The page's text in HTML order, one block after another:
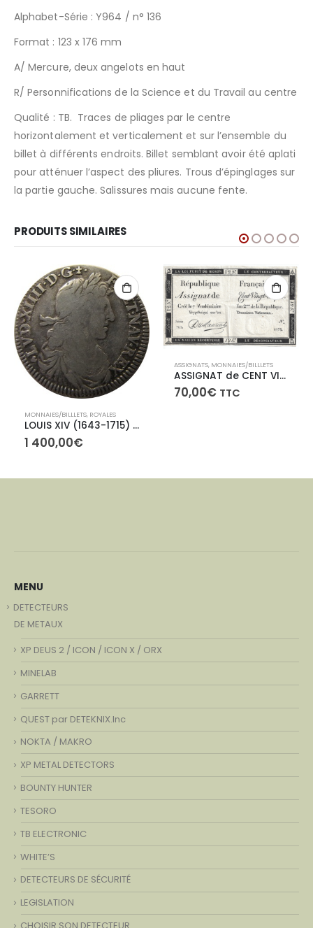
Alphabet-Série : Y964 / n° 136
Format : 123 x 176 mm
A/Mercure, deux angelots en haut
R/Personnifications de la Science et du Travail au centre
Qualité : TB. Traces de pliages par le centre
horizontalement et verticalement et sur l’ensemble du
billet à différents endroits. Billet semblant avoir été aplati
pour atténuer l’aspect des pliures. Trous d’épinglages sur
la partie gauche. Salissures mais aucune fente.
PRODUITS SIMILAIRES
MONNAIES/BILLLETS, ROYALES
LOUIS XIV (1643-1715) Quart d’écu au buste juvénile
1 400,00€
ASSIGNATS, MONNAIES/BILLLETS
ASSIGNAT de CENT VINGT CINQ LIVRES – 7 Vendémiaire de l’An 2
70,00€ TTC
MENU
DETECTEURS
DE METAUX
XP DEUS 2 / ICON / ICON X / ORX
MINELAB
GARRETT
QUEST par DETEKNIX.Inc
NOKTA / MAKRO
XP METAL DETECTORS
BOUNTY HUNTER
TESORO
TB ELECTRONIC
WHITE’S
DETECTEURS DE SÉCURITÉ
LEGISLATION